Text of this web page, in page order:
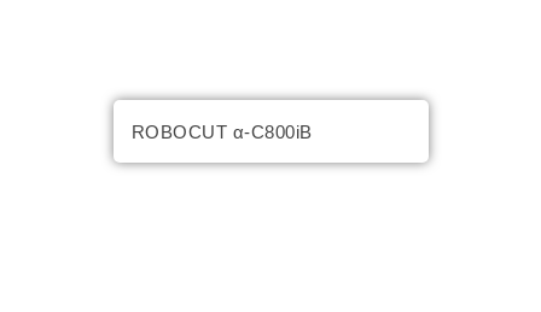
ROBOCUT α-C800iB